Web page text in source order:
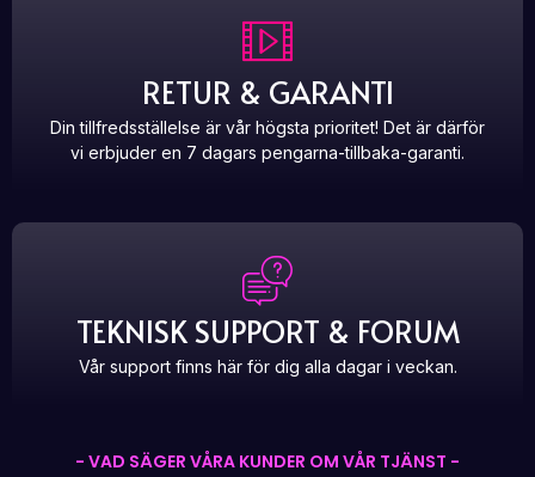
RETUR & GARANTI
Din tillfredsställelse är vår högsta prioritet! Det är därför
vi erbjuder en 7 dagars pengarna-tillbaka-garanti.
TEKNISK SUPPORT & FORUM
Vår support finns här för dig alla dagar i veckan.
- VAD SÄGER VÅRA KUNDER OM VÅR TJÄNST -